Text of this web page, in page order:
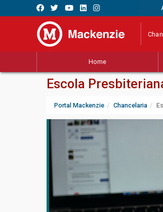
Home
Escola
Portal Mackenzie Chancelaria